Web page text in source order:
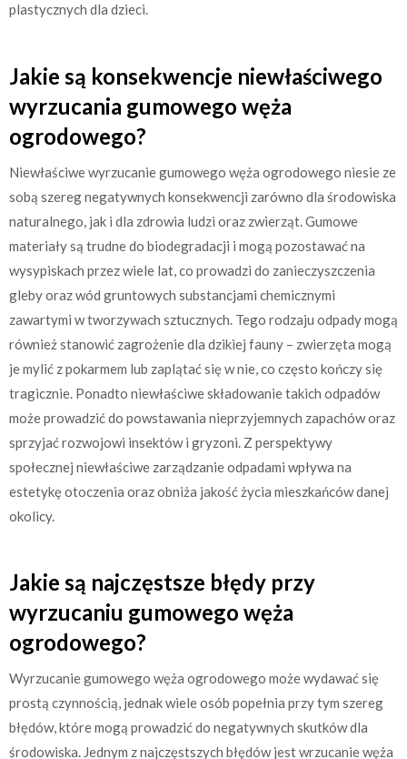
plastycznych dla dzieci.
Jakie są konsekwencje niewłaściwego
wyrzucania gumowego węża
ogrodowego?
Niewłaściwe wyrzucanie gumowego węża ogrodowego niesie ze
sobą szereg negatywnych konsekwencji zarówno dla środowiska
naturalnego, jak i dla zdrowia ludzi oraz zwierząt. Gumowe
materiały są trudne do biodegradacji i mogą pozostawać na
wysypiskach przez wiele lat, co prowadzi do zanieczyszczenia
gleby oraz wód gruntowych substancjami chemicznymi
zawartymi w tworzywach sztucznych. Tego rodzaju odpady mogą
również stanowić zagrożenie dla dzikiej fauny – zwierzęta mogą
je mylić z pokarmem lub zaplątać się w nie, co często kończy się
tragicznie. Ponadto niewłaściwe składowanie takich odpadów
może prowadzić do powstawania nieprzyjemnych zapachów oraz
sprzyjać rozwojowi insektów i gryzoni. Z perspektywy
społecznej niewłaściwe zarządzanie odpadami wpływa na
estetykę otoczenia oraz obniża jakość życia mieszkańców danej
okolicy.
Jakie są najczęstsze błędy przy
wyrzucaniu gumowego węża
ogrodowego?
Wyrzucanie gumowego węża ogrodowego może wydawać się
prostą czynnością, jednak wiele osób popełnia przy tym szereg
błędów, które mogą prowadzić do negatywnych skutków dla
środowiska. Jednym z najczęstszych błędów jest wrzucanie węża